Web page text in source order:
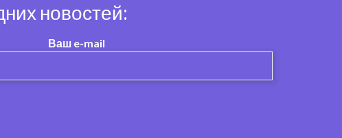
новостей:
Ваш e-mail